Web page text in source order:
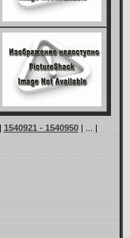
1540921 - 1540950| ... |